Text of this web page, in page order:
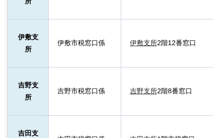
伊敷支
所
伊敷市税窓口係 伊敷支所2階12番窓口
吉野支
所
吉野市税窓口係 吉野支所2階8番窓口
吉田支